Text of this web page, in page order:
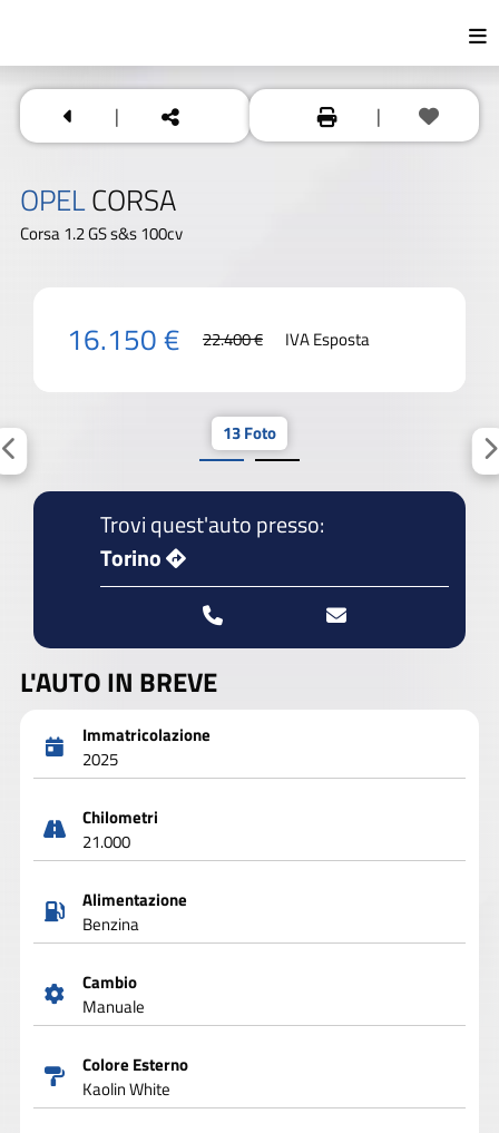
| |
OPELCORSA
Corsa 1.2 GS s&s 100cv
16.150 € 22.400 € IVA Esposta
13 Foto
Trovi quest'auto presso:
Torino
L'AUTO IN BREVE
Immatricolazione
2025
Chilometri
21.000
Alimentazione
Benzina
Cambio
Manuale
Colore Esterno
Kaolin White